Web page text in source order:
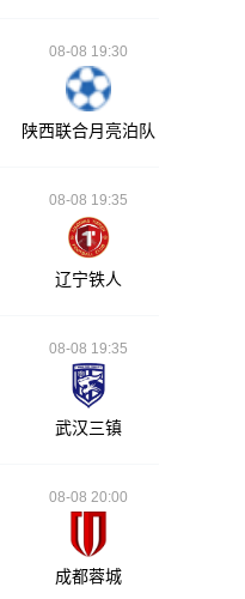
08-08 19:30
陕西联合月亮泊队
08-08 19:35
辽宁铁人
08-08 19:35
武汉三镇
08-08 20:00
成都蓉城